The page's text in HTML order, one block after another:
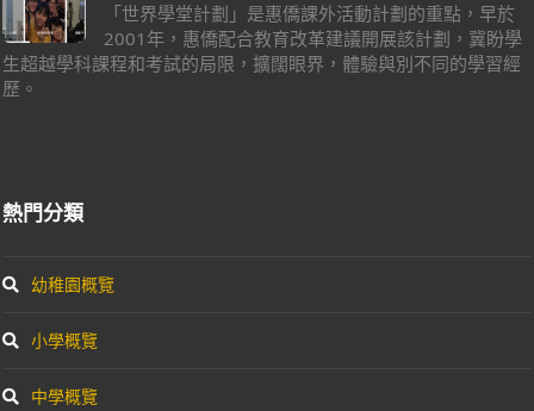
「世界學堂計劃」是惠僑課外活動計劃的重點，早於
2001年，惠僑配合教育改革建議開展該計劃，冀盼學
生超越學科課程和考試的局限，擴闊眼界，體驗與別不同的學習經
歷。
熱門分類
幼稚園概覽
小學概覽
中學概覽